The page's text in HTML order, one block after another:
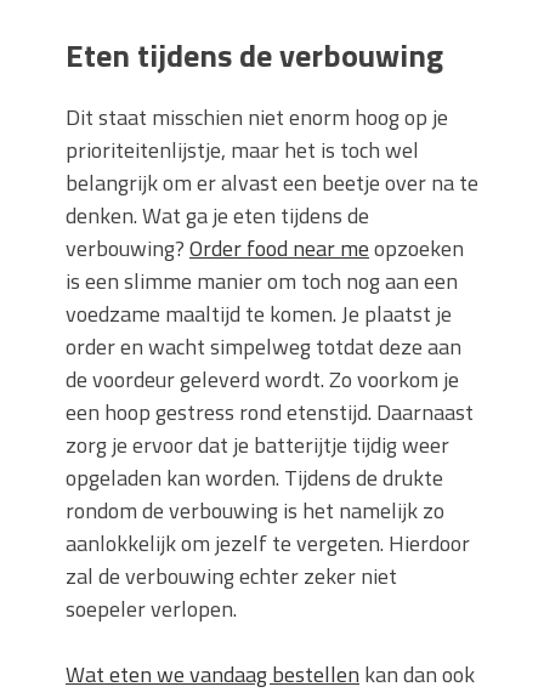
Eten tijdens de verbouwing
Dit staat misschien niet enorm hoog op je
prioriteitenlijstje, maar het is toch wel
belangrijk om er alvast een beetje over na te
denken. Wat ga je eten tijdens de
verbouwing?Order food near meopzoeken
is een slimme manier om toch nog aan een
voedzame maaltijd te komen. Je plaatst je
order en wacht simpelweg totdat deze aan
de voordeur geleverd wordt. Zo voorkom je
een hoop gestress rond etenstijd. Daarnaast
zorg je ervoor dat je batterijtje tijdig weer
opgeladen kan worden. Tijdens de drukte
rondom de verbouwing is het namelijk zo
aanlokkelijk om jezelf te vergeten. Hierdoor
zal de verbouwing echter zeker niet
soepeler verlopen.
Wat eten we vandaag bestellen kan dan ook